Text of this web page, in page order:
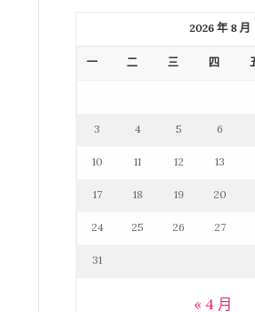
2026 年 8 月
一 二 三 四
3 4 5 6
10 11 12 13
17 18 19 20
24 25 26 27
31
« 4 月